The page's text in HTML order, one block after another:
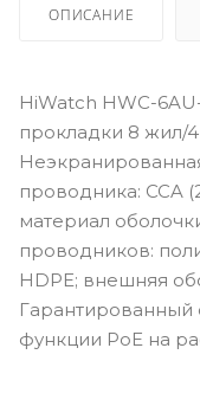
ОПИСАНИЕ
HiWatch HWC-
прокладки 8 жил/4
проводника: CCA
материал
проводников:
HDPE; внешняя
функции PoE на